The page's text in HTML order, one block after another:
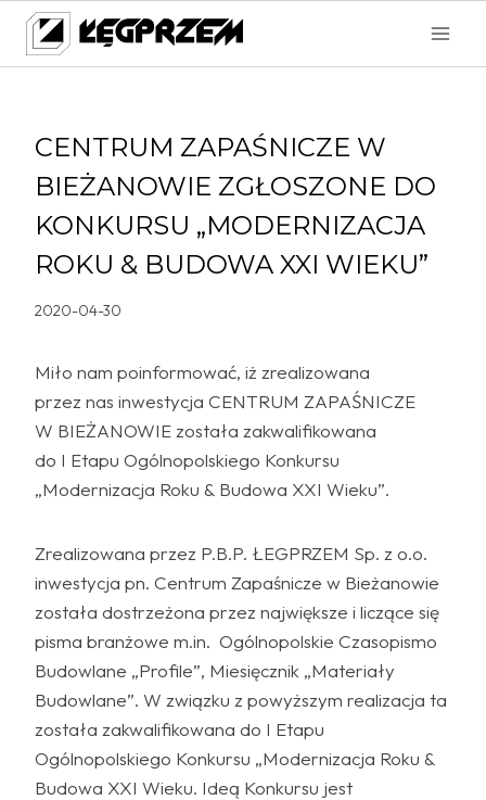
Przejdź
treści
CENTRUM ZAPAŚNICZE W
BIEŻANOWIE ZGŁOSZONE DO
KONKURSU „MODERNIZACJA
ROKU & BUDOWA XXI WIEKU”
2020-04-30
Miło nam poinformować, iż zrealizowana
przez nas inwestycja CENTRUM ZAPAŚNICZE
W BIEŻANOWIE została zakwalifikowana
do I Etapu Ogólnopolskiego Konkursu
„Modernizacja Roku & Budowa XXI Wieku”.
Zrealizowana przez P.B.P. ŁEGPRZEM Sp. z o.o.
inwestycja pn. Centrum Zapaśnicze w Bieżanowie
została dostrzeżona przez największe i liczące się
pisma branżowe m.in. Ogólnopolskie Czasopismo
Budowlane „Profile”, Miesięcznik „Materiały
Budowlane”. W związku z powyższym realizacja ta
została zakwalifikowana do I Etapu
Ogólnopolskiego Konkursu „Modernizacja Roku &
Budowa XXI Wieku. Ideą Konkursu jest